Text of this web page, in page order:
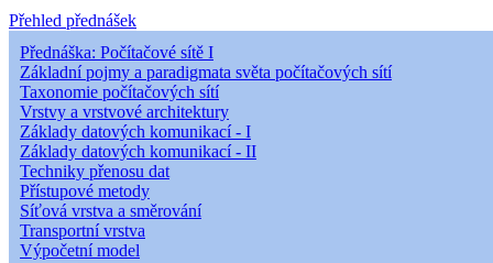
Přehled přednášek
Přednáška: Počítačové sítě I
Základní pojmy a paradigmata světa počítačových sítí
Taxonomie počítačových sítí
Vrstvy a vrstvové architektury
Základy datových komunikací - I
Základy datových komunikací - II
Techniky přenosu dat
Přístupové metody
Síťová vrstva a směrování
Transportní vrstva
Výpočetní model